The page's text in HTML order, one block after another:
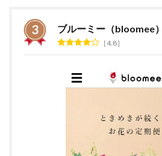
ブルーミー（bloomee）
4.8